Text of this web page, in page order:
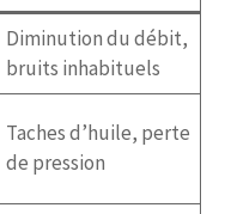
Diminution du débit,
bruits inhabituels
Taches d’huile, perte
de pression